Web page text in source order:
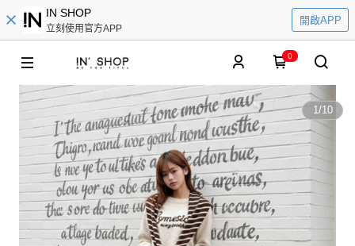
IN SHOP
立刻使用官方APP
開啟APP
0
1/10